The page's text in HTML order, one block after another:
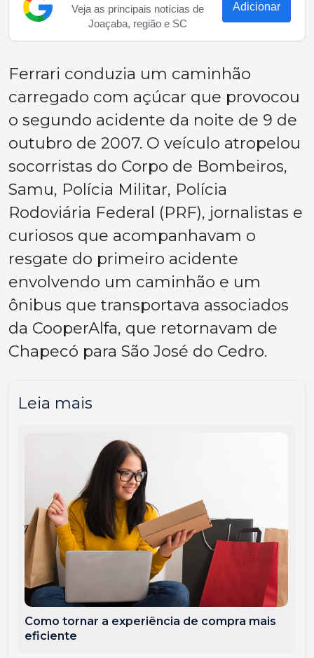
Veja as principais notícias de
Joaçaba, região e SC
Adicionar
Ferrari conduzia um caminhão
carregado com açúcar que provocou
o segundo acidente da noite de 9 de
outubro de 2007. O veículo atropelou
socorristas do Corpo de Bombeiros,
Samu, Polícia Militar, Polícia
Rodoviária Federal (PRF), jornalistas e
curiosos que acompanhavam o
resgate do primeiro acidente
envolvendo um caminhão e um
ônibus que transportava associados
da CooperAlfa, que retornavam de
Chapecó para São José do Cedro.
Leia mais
Como tornar a experiência de compra mais
eficiente